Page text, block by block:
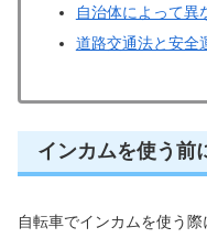
自治体によって異
道路交通法と安全
インカムを使う前
自転車でインカムを使う